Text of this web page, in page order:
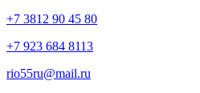
+7 3812 90 45 80
+7 923 684 8113
rio55ru@mail.ru